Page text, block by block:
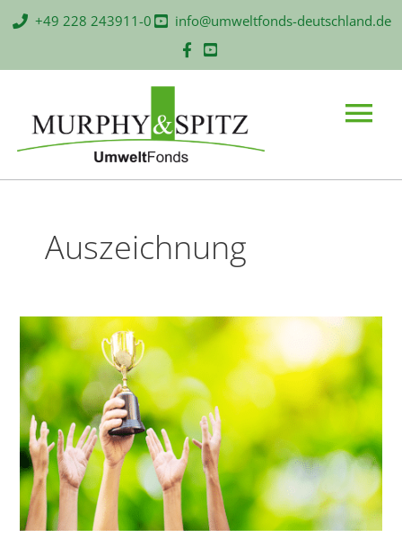
Inhalt +49 228 243911-0 info@umweltfonds-deutschland.de
Main
Menu
Auszeichnung
Murphy&Spitz
Umweltfonds
Deutschland
mit
ESG
Fund
Award
2025
ausgezeichnet